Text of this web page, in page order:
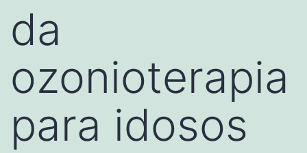
da
ozonioterapia
para idosos